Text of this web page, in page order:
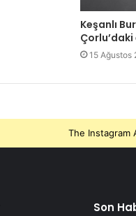
Keşanlı
15 Ağustos
The Instagram
Son